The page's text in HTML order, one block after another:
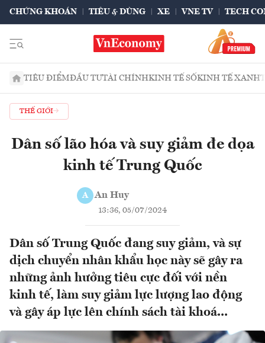
CHỨNG KHOÁN TIÊU & DÙNG XE VNE TV TECH
TIÊU ĐIỂMĐẦU TƯTÀI CHÍNHKINH TẾ SỐKINH TẾ XANH
THẾ GIỚI
Dân số lão hóa và suy giảm đe dọa
kinh tế Trung Quốc
A An Huy
13:36, 05/07/2024
Dân số Trung Quốc đang suy giảm, và sự
dịch chuyển nhân khẩu học này sẽ gây ra
những ảnh hưởng tiêu cực đối với nền
kinh tế, làm suy giảm lực lượng lao động
và gây áp lực lên chính sách tài khoá...